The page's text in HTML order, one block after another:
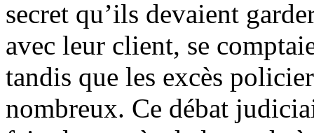
secret qu’ils devaient
avec leur client, se
tandis que les excès
nombreux. Ce débat